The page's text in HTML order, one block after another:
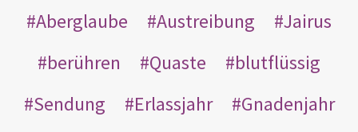
Aberglaube
Austreibung
Jairus
berühren
Quaste
blutflüssig
Sendung
Erlassjahr
Gnadenjahr